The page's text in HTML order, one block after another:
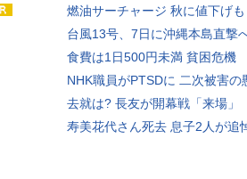
燃油サーチャージ 秋に値下げも
台風13号、7日に沖縄本島直撃
食費は1日500円未満 貧困危機
NHK職員がPTSDに 二次被害の
去就は? 長友が開幕戦「来場」
寿美花代さん死去 息子2人が追